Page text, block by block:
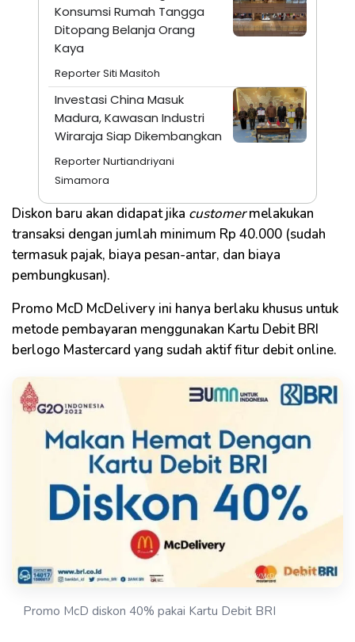
Konsumsi Rumah Tangga
Ditopang Belanja Orang
Kaya
Reporter Siti Masitoh
Investasi China Masuk
Madura, Kawasan Industri
Wiraraja Siap Dikembangkan
Reporter Nurtiandriyani
Simamora
Diskon baru akan didapat jika customermelakukan
transaksi dengan jumlah minimum Rp 40.000 (sudah
termasuk pajak, biaya pesan-antar, dan biaya
pembungkusan).
Promo McD McDelivery ini hanya berlaku khusus untuk
metode pembayaran menggunakan Kartu Debit BRI
berlogo Mastercard yang sudah aktif fitur debit online.
Promo McD diskon 40% pakai Kartu Debit BRI